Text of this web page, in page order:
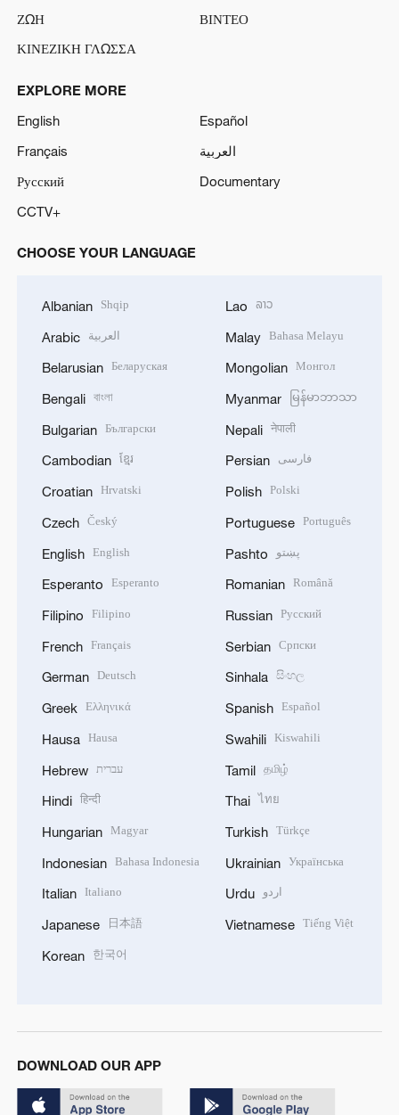
ΖΩΗ
ΒΙΝΤΕΟ
ΚΙΝΕΖΙΚΗ ΓΛΩΣΣΑ
EXPLORE MORE
English
Español
Français
العربية
Русский
Documentary
CCTV+
CHOOSE YOUR LANGUAGE
Albanian Shqip
Arabic العربية
Belarusian Беларуская
Bengali বাংলা
Bulgarian Български
Cambodian ខ្មែរ
Croatian Hrvatski
Czech Český
English English
Esperanto Esperanto
Filipino Filipino
French Français
German Deutsch
Greek Ελληνικά
Hausa Hausa
Hebrew עברית
Hindi हिन्दी
Hungarian Magyar
Indonesian Bahasa Indonesia
Italian Italiano
Japanese 日本語
Korean 한국어
Lao ລາວ
Malay Bahasa Melayu
Mongolian Монгол
Myanmar မြန်မာဘာသာ
Nepali नेपाली
Persian فارسی
Polish Polski
Portuguese Português
Pashto پښتو
Romanian Română
Russian Русский
Serbian Српски
Sinhala සිංහල
Spanish Español
Swahili Kiswahili
Tamil தமிழ்
Thai ไทย
Turkish Türkçe
Ukrainian Українська
Urdu اردو
Vietnamese Tiếng Việt
DOWNLOAD OUR APP